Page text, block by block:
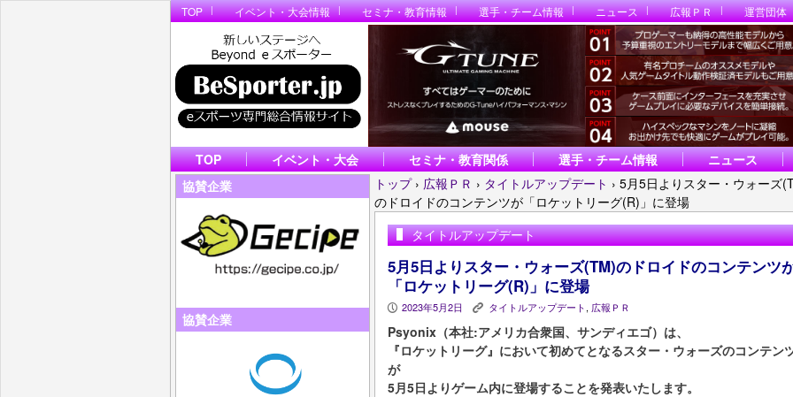
TOP イベント・大会情報 セミナ・教育情報 選手・チーム情報 ニュース 広報ＰＲ 運営団体
TOP イベント・大会 セミナ・教育関係 選手・チーム情報
ニュース
協賛企業
協賛企業
トップ › 広報ＰＲ › タイトルアップデート › 5月5日よりスター・ウォーズ
のドロイドのコンテンツが「ロケットリーグ(R)」に登場
タイトルアップデート
5月5日よりスター・ウォーズ(TM)のドロイドのコンテンツ
「ロケットリーグ(R)」に登場
P 2023年5月2日 K タイトルアップデート, 広報ＰＲ
Psyonix（本社:アメリカ合衆国、サンディエゴ）は、
『ロケットリーグ』において初めてとなるスター・ウォーズのコンテン
が
5月5日よりゲーム内に登場することを発表いたします。